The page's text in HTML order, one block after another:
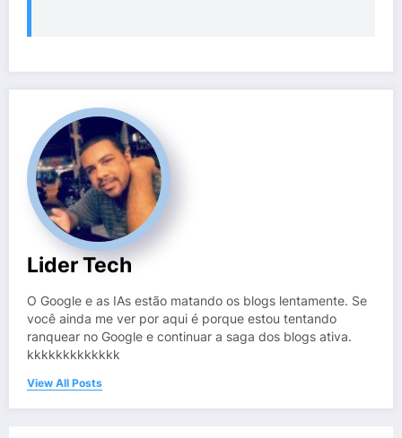
Lider Tech
O Google e as IAs estão matando os blogs lentamente. Se
você ainda me ver por aqui é porque estou tentando
ranquear no Google e continuar a saga dos blogs ativa.
kkkkkkkkkkkkk
View All Posts